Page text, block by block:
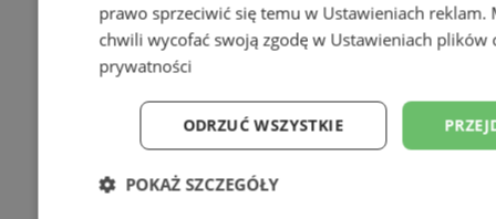
prawo sprzeciwić się temu w Ustawieniach reklam.
chwili wycofać swoją zgodę w Ustawieniach plików
prywatności
ODRZUĆ WSZYSTKIE
POKAŻ SZCZEGÓŁY